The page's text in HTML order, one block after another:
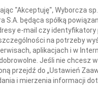
Imię i
INNE
Z
"Akceptuję", Wyborcza
będąca spółką
e-mail czy identyfikatory
na potrzeby
aplikacjach i w
Jeśli nie chcesz
przejdź do „Ustawień
i mierzenia informacji